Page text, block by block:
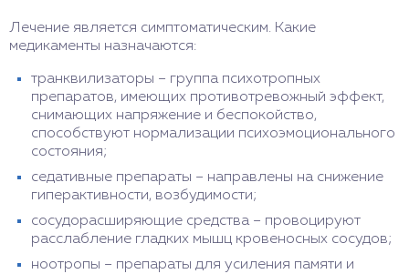
Лечение является симптоматическим. Какие
медикаменты назначаются:
транквилизаторы – группа психотропных
препаратов, имеющих противотревожный эффект,
снимающих напряжение и беспокойство,
способствуют нормализации психоэмоционального
состояния;
седативные препараты – направлены на снижение
гиперактивности, возбудимости;
сосудорасширяющие средства – провоцируют
расслабление гладких мышц кровеносных сосудов;
ноотропы – препараты для усиления памяти и